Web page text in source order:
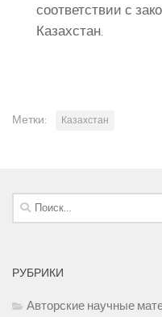
соответствии с
Казахстан.
Метки: Казахстан
Найти:
РУБРИКИ
Авторские научные